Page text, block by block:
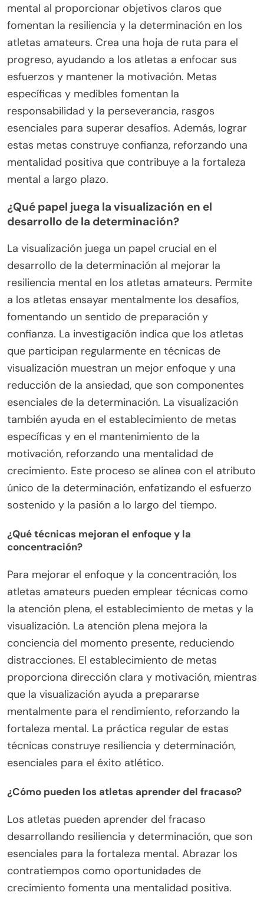
mental al proporcionar objetivos claros que
fomentan la resiliencia y la determinación en los
atletas amateurs. Crea una hoja de ruta para el
progreso, ayudando a los atletas a enfocar sus
esfuerzos y mantener la motivación. Metas
específicas y medibles fomentan la
responsabilidad y la perseverancia, rasgos
esenciales para superar desafíos. Además, lograr
estas metas construye confianza, reforzando una
mentalidad positiva que contribuye a la fortaleza
mental a largo plazo.
¿Qué papel juega la visualización en el
desarrollo de la determinación?
La visualización juega un papel crucial en el
desarrollo de la determinación al mejorar la
resiliencia mental en los atletas amateurs. Permite
a los atletas ensayar mentalmente los desafíos,
fomentando un sentido de preparación y
confianza. La investigación indica que los atletas
que participan regularmente en técnicas de
visualización muestran un mejor enfoque y una
reducción de la ansiedad, que son componentes
esenciales de la determinación. La visualización
también ayuda en el establecimiento de metas
específicas y en el mantenimiento de la
motivación, reforzando una mentalidad de
crecimiento. Este proceso se alinea con el atributo
único de la determinación, enfatizando el esfuerzo
sostenido y la pasión a lo largo del tiempo.
¿Qué técnicas mejoran el enfoque y la
concentración?
Para mejorar el enfoque y la concentración, los
atletas amateurs pueden emplear técnicas como
la atención plena, el establecimiento de metas y la
visualización. La atención plena mejora la
conciencia del momento presente, reduciendo
distracciones. El establecimiento de metas
proporciona dirección clara y motivación, mientras
que la visualización ayuda a prepararse
mentalmente para el rendimiento, reforzando la
fortaleza mental. La práctica regular de estas
técnicas construye resiliencia y determinación,
esenciales para el éxito atlético.
¿Cómo pueden los atletas aprender del fracaso?
Los atletas pueden aprender del fracaso
desarrollando resiliencia y determinación, que son
esenciales para la fortaleza mental. Abrazar los
contratiempos como oportunidades de
crecimiento fomenta una mentalidad positiva.